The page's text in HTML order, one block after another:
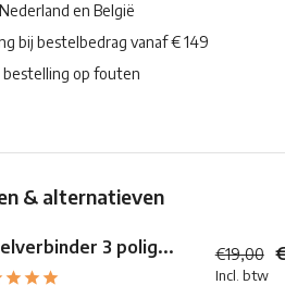
en België
bij bestelbedrag vanaf € 149
bestelling op fouten
& alternatieven
3 polig... €19,00
Incl. btw